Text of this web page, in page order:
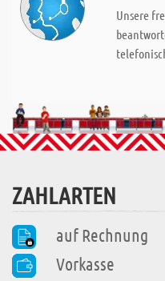
Unsere
ZAHLARTEN
auf Rechnung
Vorkasse